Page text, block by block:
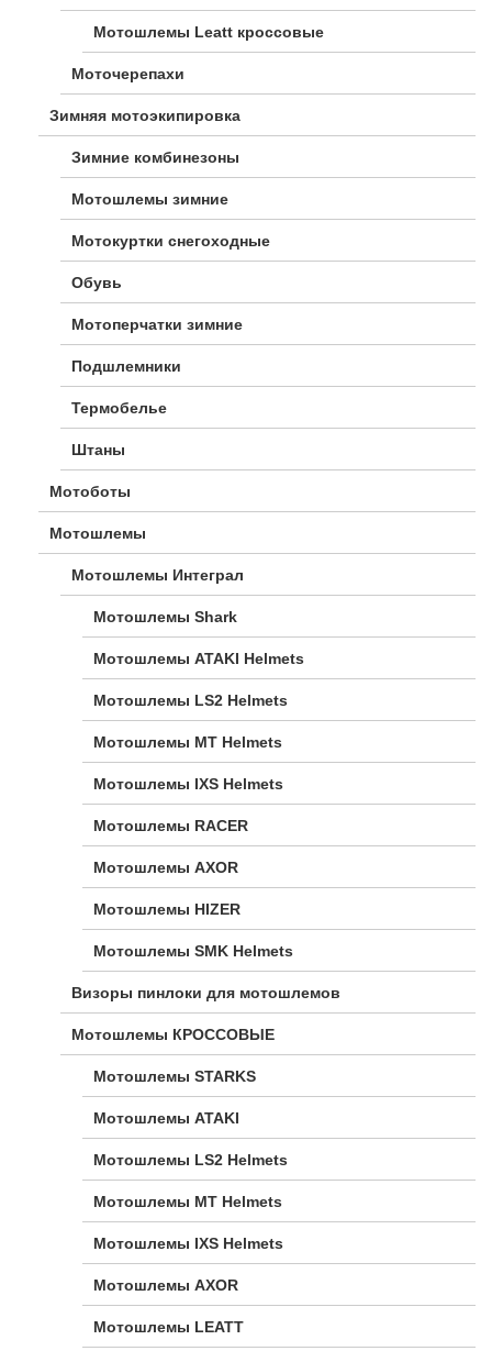
Мотошлемы Leatt кроссовые
Моточерепахи
Зимняя мотоэкипировка
Зимние комбинезоны
Мотошлемы зимние
Мотокуртки снегоходные
Обувь
Мотоперчатки зимние
Подшлемники
Термобелье
Штаны
Мотоботы
Мотошлемы
Мотошлемы Интеграл
Мотошлемы Shark
Мотошлемы ATAKI Helmets
Мотошлемы LS2 Helmets
Мотошлемы MT Helmets
Мотошлемы IXS Helmets
Мотошлемы RACER
Мотошлемы AXOR
Мотошлемы HIZER
Мотошлемы SMK Helmets
Визоры пинлоки для мотошлемов
Мотошлемы КРОССОВЫЕ
Мотошлемы STARKS
Мотошлемы ATAKI
Мотошлемы LS2 Helmets
Мотошлемы MT Helmets
Мотошлемы IXS Helmets
Мотошлемы AXOR
Мотошлемы LEATT